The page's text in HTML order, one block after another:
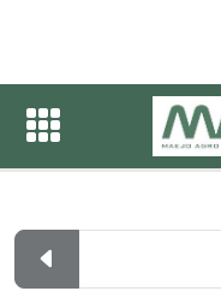
ปฏิทินกิจกร
ปฏิทินกิจกรรมของ